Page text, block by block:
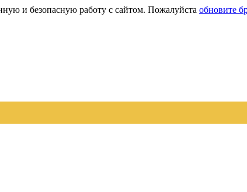
и безопасную работу с сайтом. Пожалуйста обновите